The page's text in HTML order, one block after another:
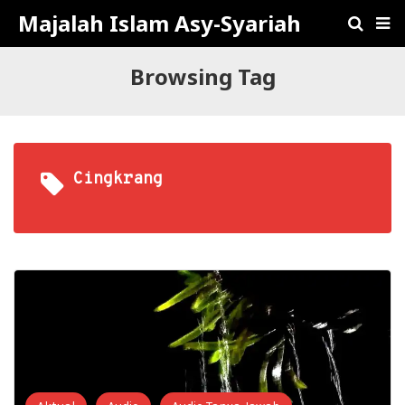
Majalah Islam Asy-Syariah
Browsing Tag
Cingkrang